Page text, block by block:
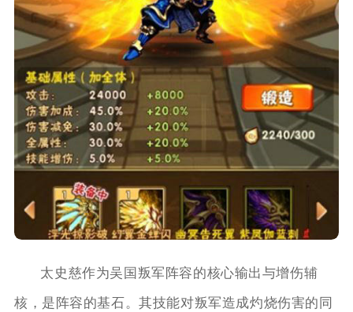
太史慈作为吴国叛军阵容的核心输出与增伤辅
核，是阵容的基石。其技能对叛军造成灼烧伤害的同